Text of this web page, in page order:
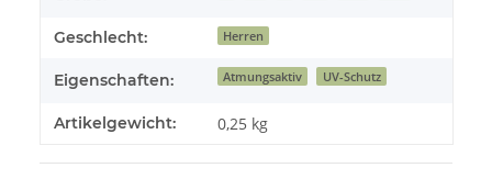
Geschlecht: Herren
Eigenschaften: Atmungsaktiv UV-Schutz
Artikelgewicht: 0,25 kg